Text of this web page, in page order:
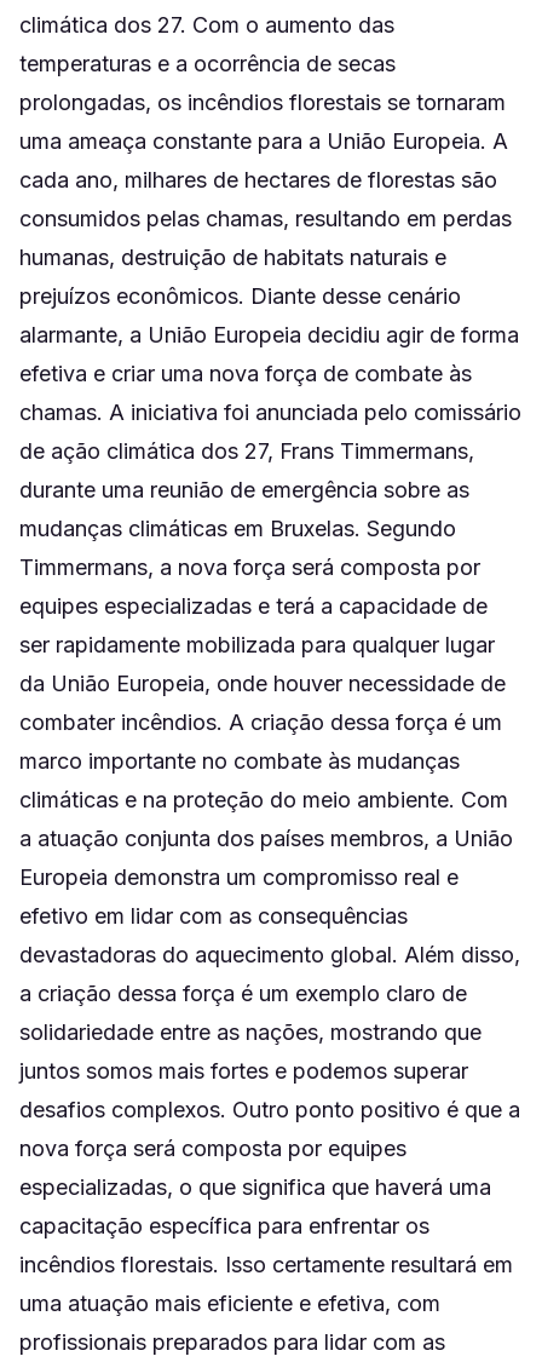
climática dos 27. Com o aumento das
temperaturas e a ocorrência de secas
prolongadas, os incêndios florestais se tornaram
uma ameaça constante para a União Europeia. A
cada ano, milhares de hectares de florestas são
consumidos pelas chamas, resultando em perdas
humanas, destruição de habitats naturais e
prejuízos econômicos. Diante desse cenário
alarmante, a União Europeia decidiu agir de forma
efetiva e criar uma nova força de combate às
chamas. A iniciativa foi anunciada pelo comissário
de ação climática dos 27, Frans Timmermans,
durante uma reunião de emergência sobre as
mudanças climáticas em Bruxelas. Segundo
Timmermans, a nova força será composta por
equipes especializadas e terá a capacidade de
ser rapidamente mobilizada para qualquer lugar
da União Europeia, onde houver necessidade de
combater incêndios. A criação dessa força é um
marco importante no combate às mudanças
climáticas e na proteção do meio ambiente. Com
a atuação conjunta dos países membros, a União
Europeia demonstra um compromisso real e
efetivo em lidar com as consequências
devastadoras do aquecimento global. Além disso,
a criação dessa força é um exemplo claro de
solidariedade entre as nações, mostrando que
juntos somos mais fortes e podemos superar
desafios complexos. Outro ponto positivo é que a
nova força será composta por equipes
especializadas, o que significa que haverá uma
capacitação específica para enfrentar os
incêndios florestais. Isso certamente resultará em
uma atuação mais eficiente e efetiva, com
profissionais preparados para lidar com as